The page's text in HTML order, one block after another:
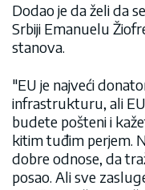
Dodao je da želi da
Srbiji Emanuelu
stanova.
"EU je najveći
infrastrukturu, ali
budete pošteni i
kitim tuđim perjem.
dobre odnose, da
posao. Ali sve